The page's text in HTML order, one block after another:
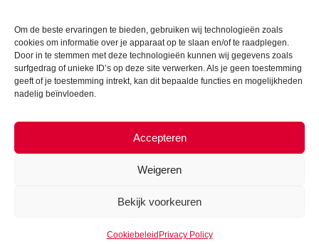
Om de beste ervaringen te bieden, gebruiken wij technologieën zoals
cookies om informatie over je apparaat op te slaan en/of te raadplegen.
Door in te stemmen met deze technologieën kunnen wij gegevens zoals
surfgedrag of unieke ID’s op deze site verwerken. Als je geen toestemming
geeft of je toestemming intrekt, kan dit bepaalde functies en mogelijkheden
nadelig beïnvloeden.
Accepteren
Weigeren
Bekijk voorkeuren
Cookiebeleid Privacy Policy
t.0228 53 00 40
e.info@hetindustriehuis.com
KVK 51483904
BTW NL850044522B01